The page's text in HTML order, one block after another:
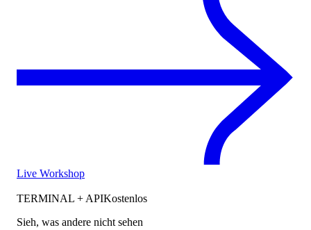
Live Workshop
TERMINAL + APIKostenlos
Sieh, was andere nicht sehen